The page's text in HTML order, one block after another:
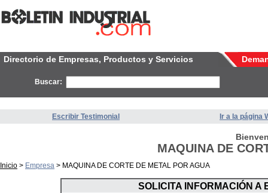
Directorio de Empresas, Productos y Servicios
Buscar:
Escribir Testimonial Ir a la página
MAQUINA DE
Inicio > Empresa > MAQUINA DE CORTE DE METAL POR AGUA
SOLICITA INFORMACIÓN A